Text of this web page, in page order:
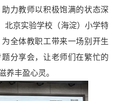
力教师以积极饱满的状态深
北京实验学校（海淀）小学特
全体教职工带来一场别开生
分享会，让老师们在繁忙的
养丰盈心灵。